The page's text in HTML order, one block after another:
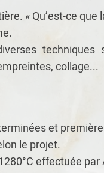
« Qu’est-ce que
techniques
collage...
et première
le projet.
effectuée par